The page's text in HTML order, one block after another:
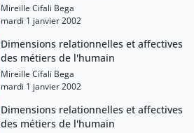
Mireille Cifali Bega
mardi 1 janvier 2002
Dimensions relationnelles et affectives
des métiers de l'humain
Mireille Cifali Bega
mardi 1 janvier 2002
Dimensions relationnelles et affectives
des métiers de l'humain